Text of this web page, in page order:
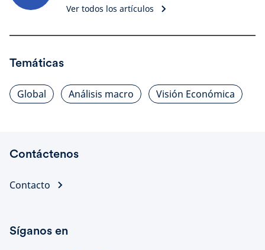
Ver todos los artículos
Temáticas
Global Análisis macro Visión Económica
Contáctenos
Contacto
Síganos en